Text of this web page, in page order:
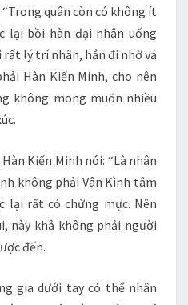
quân còn có không ít
lại bồi hàn đại nhân uống
rất lý trí nhân, hắn đi nhờ vả
Hàn Kiến Minh, cho nên
không mong muốn nhiều
Kiến Minh nói: “Là nhân
không phải Vân Kình tâm
lại rất có chừng mực. Nên
này khả không phải người
đến.
gia dưới tay có thể nhân